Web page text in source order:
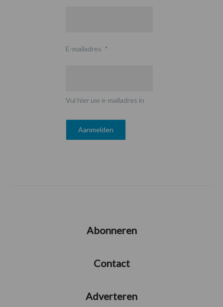
E-mailadres *
Vul hier uw e-mailadres in
Abonneren
Contact
Adverteren